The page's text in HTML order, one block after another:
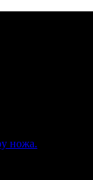
ножа.